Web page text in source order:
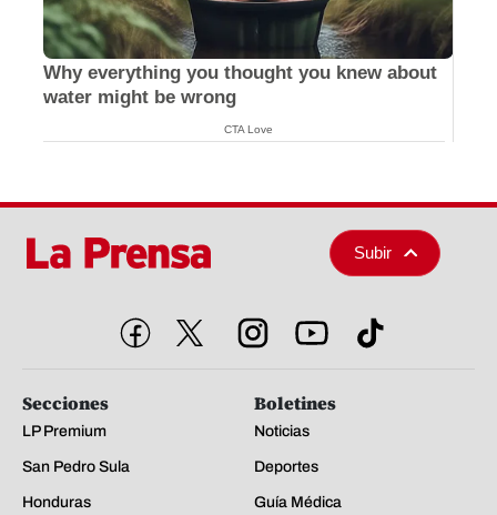
Why everything you thought you knew about
water might be wrong
CTA Love
Subir
Secciones
LP Premium
San Pedro Sula
Honduras
Boletines
Noticias
Deportes
Guía Médica